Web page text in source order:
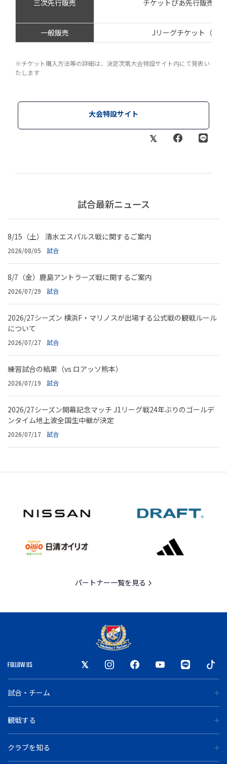
三次先行販売 チケットぴあ先行販売（
一般販売 Jリーグチケット（先
※チケット購入方法等の詳細は、決定次第大会特設サイト内にて発表い
たします
大会特設サイト
試合最新ニュース
8/15（土） 清水エスパルス戦に関するご案内
2026/08/05 試合
8/7（金）鹿島アントラーズ戦に関するご案内
2026/07/29 試合
2026/27シーズン 横浜F・マリノスが出場する公式戦の観戦ルール
について
2026/07/27 試合
練習試合の結果（vs ロアッソ熊本）
2026/07/19 試合
2026/27シーズン開幕記念マッチ J1リーグ戦24年ぶりのゴールデ
ンタイム地上波全国生中継が決定
2026/07/17 試合
パートナー一覧を見る
FOLLOW US
試合・チーム
観戦する
クラブを知る